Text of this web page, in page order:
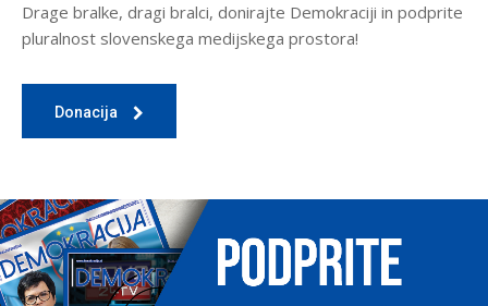
Drage bralke, dragi bralci, donirajte Demokraciji in podprite
pluralnost slovenskega medijskega prostora!
Donacija